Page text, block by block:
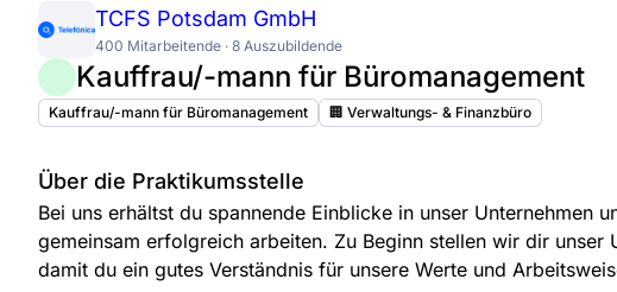
TCFS Potsdam GmbH
400 Mitarbeitende · 8 Auszubildende
Kauffrau/-mann für Büromanagement
Kauffrau/-mann für Büromanagement 🏢 Verwaltungs- & Finanzbüro
Über die Praktikumsstelle
Bei uns erhältst du spannende Einblicke in unser Unternehmen
gemeinsam erfolgreich arbeiten. Zu Beginn stellen wir dir unser
damit du ein gutes Verständnis für unsere Werte und